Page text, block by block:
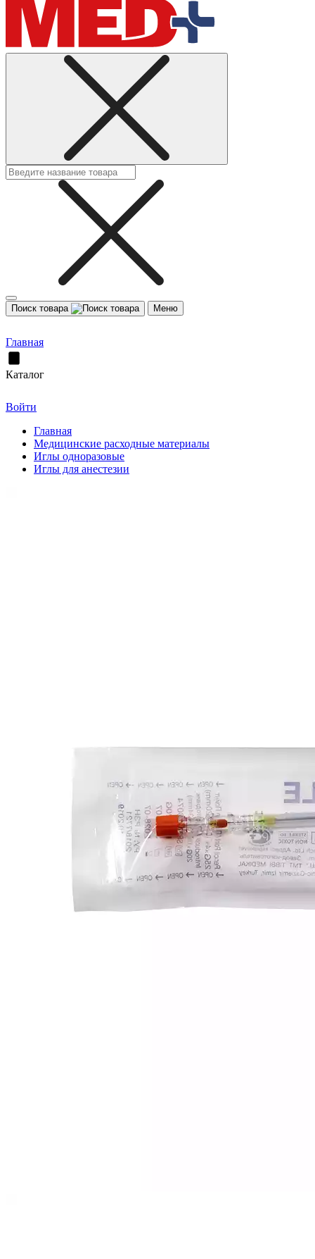
Поиск товара Меню
Главная
Каталог
Войти
Главная
Медицинские расходные материалы
Иглы одноразовые
Иглы для анестезии